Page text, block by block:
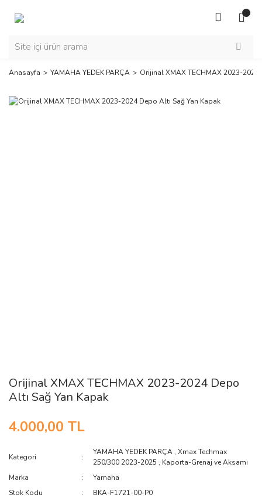
Anasayfa YAMAHA YEDEK PARÇA Orijinal XMAX TECHMAX 2023-2024
Orijinal XMAX TECHMAX 2023-2024 Depo
Altı Sağ Yan Kapak
4.000,00 TL
Kategori
YAMAHA YEDEK PARÇA ,Xmax Techmax
250/300 2023-2025 , Kaporta-Grenaj ve Aksamı
Marka
Yamaha
Stok Kodu
BKA-F1721-00-P0